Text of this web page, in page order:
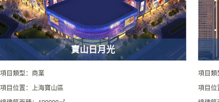
寶山日月光
項目類型：商業
項目位置：上海寶山區
項目類
項目位